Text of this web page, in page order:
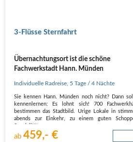
3-Flüsse Sternfahrt
Übernachtungsort ist die schöne
Fachwerkstadt Hann. Münden
Individuelle Radreise 5 Tage / 4 Nächte
Sie kennen Hann. Münden noch nicht? Dann
kennenlernen: Es lohnt sich! 700
bestimmen das Stadtbild. Urige Lokale in
abends zur Einkehr, zu einem guten
ab459,- €